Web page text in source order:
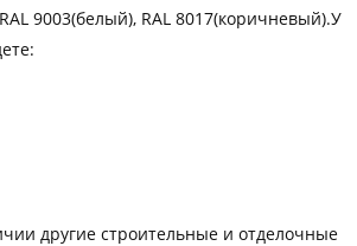
9003(белый), RАL 8017(коричневый).У
другие строительные и отделочные